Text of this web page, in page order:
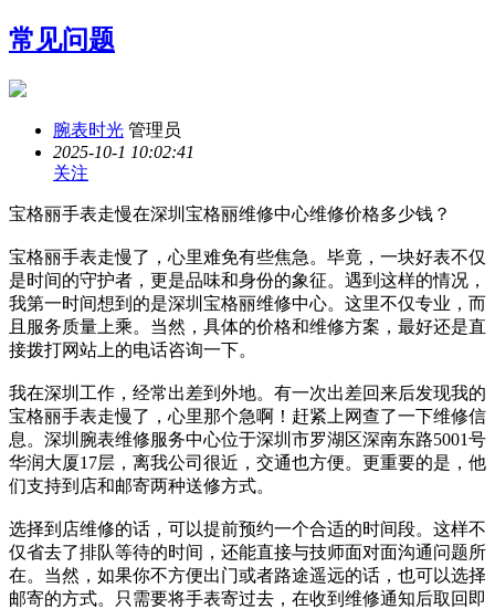
常见问题
腕表时光 管理员
2025-10-1 10:02:41
关注
宝格丽手表走慢在深圳宝格丽维修中心维修价格多少钱？
宝格丽手表走慢了，心里难免有些焦急。毕竟，一块好表不仅
是时间的守护者，更是品味和身份的象征。遇到这样的情况，
我第一时间想到的是深圳宝格丽维修中心。这里不仅专业，而
且服务质量上乘。当然，具体的价格和维修方案，最好还是直
接拨打网站上的电话咨询一下。
我在深圳工作，经常出差到外地。有一次出差回来后发现我的
宝格丽手表走慢了，心里那个急啊！赶紧上网查了一下维修信
息。深圳腕表维修服务中心位于深圳市罗湖区深南东路5001号
华润大厦17层，离我公司很近，交通也方便。更重要的是，他
们支持到店和邮寄两种送修方式。
选择到店维修的话，可以提前预约一个合适的时间段。这样不
仅省去了排队等待的时间，还能直接与技师面对面沟通问题所
在。当然，如果你不方便出门或者路途遥远的话，也可以选择
邮寄的方式。只需要将手表寄过去，在收到维修通知后取回即